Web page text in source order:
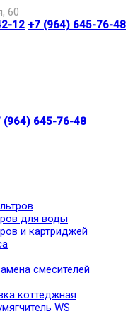
60
12 +7 (964) 645-76-48
(964) 645-76-48
для воды
и картриджей
смесителей
коттеджная
WS